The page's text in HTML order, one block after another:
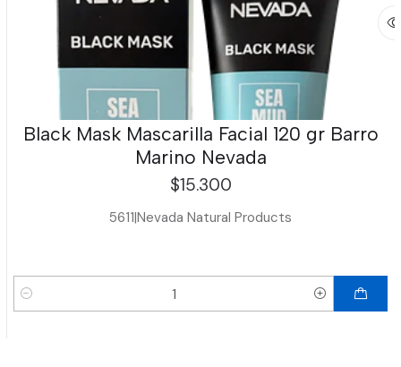
Black Mask Mascarilla Facial 120 gr Barro
Marino Nevada
$15.300
5611|Nevada Natural Products
Cantidad